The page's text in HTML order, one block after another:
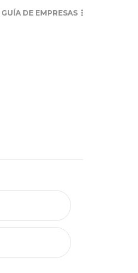
GUÍA DE EMPRESAS